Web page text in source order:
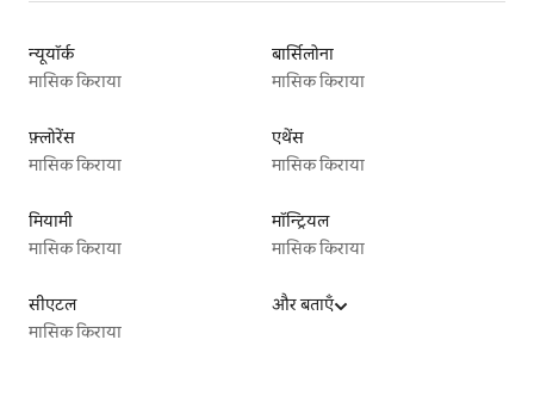
न्यूयॉर्क
मासिक किराया
बार्सिलोना
मासिक किराया
फ़्लोरेंस
मासिक किराया
एथेंस
मासिक किराया
मियामी
मासिक किराया
मॉन्ट्रियल
मासिक किराया
सीएटल
मासिक किराया
और बताएँ